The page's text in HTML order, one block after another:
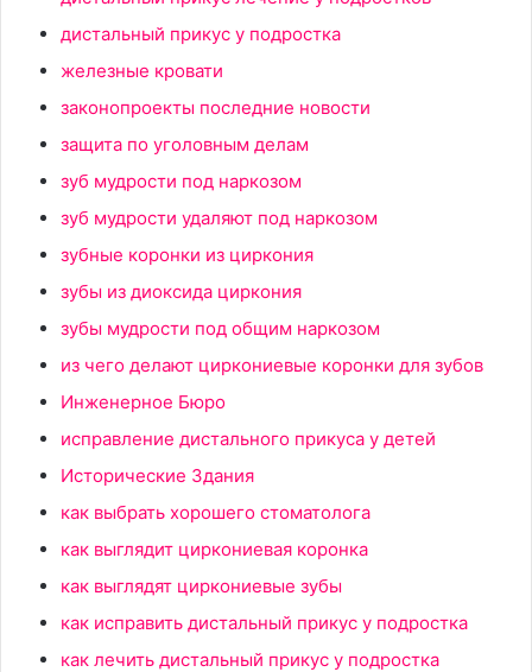
дистальный прикус у подростка
железные кровати
законопроекты последние новости
защита по уголовным делам
зуб мудрости под наркозом
зуб мудрости удаляют под наркозом
зубные коронки из циркония
зубы из диоксида циркония
зубы мудрости под общим наркозом
из чего делают циркониевые коронки для зубов
Инженерное Бюро
исправление дистального прикуса у детей
Исторические Здания
как выбрать хорошего стоматолога
как выглядит циркониевая коронка
как выглядят циркониевые зубы
как исправить дистальный прикус у подростка
как лечить дистальный прикус у подростка